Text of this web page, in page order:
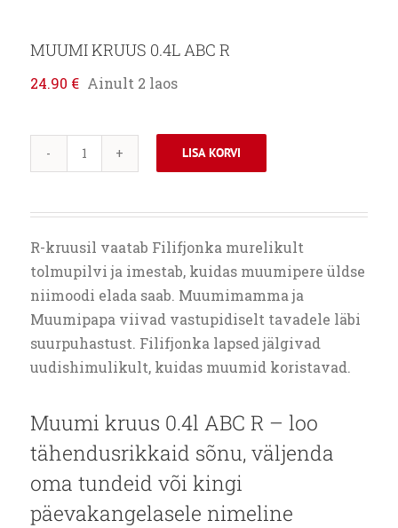
MUUMI KRUUS 0.4L ABC R
24.90 € Ainult 2 laos
MUUMI
0.4L
kogus
LISA KORVI
R-kruusil vaatab Filifjonka murelikult
tolmupilvi ja imestab, kuidas muumipere üldse
niimoodi elada saab. Muumimamma ja
Muumipapa viivad vastupidiselt tavadele läbi
suurpuhastust. Filifjonka lapsed jälgivad
uudishimulikult, kuidas muumid koristavad.
Muumi kruus 0.4l ABC R – loo
tähendusrikkaid sõnu, väljenda
oma tundeid või kingi
päevakangelasele nimeline